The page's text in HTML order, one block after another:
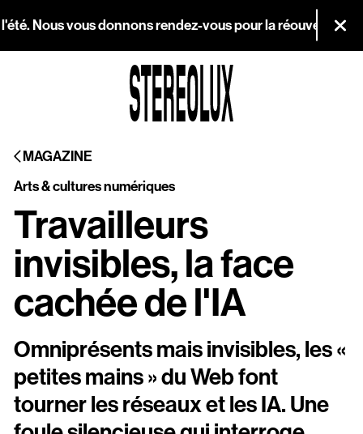
vous donnons rendez-vous pour la réouverture le
MAGAZINE
Arts & cultures numériques
Travailleurs
invisibles, la face
cachée de l'IA
Omniprésents mais invisibles, les «
petites mains » du Web font
tourner les réseaux et les IA. Une
Agenda
Magazine
Stereolux
Arts & cultures
numériques
Infos pratiques
Scopitone
Accessibilité